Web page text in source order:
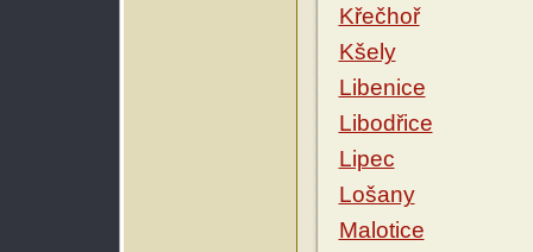
Křečhoř
Kšely
Libenice
Libodřice
Lipec
Lošany
Malotice